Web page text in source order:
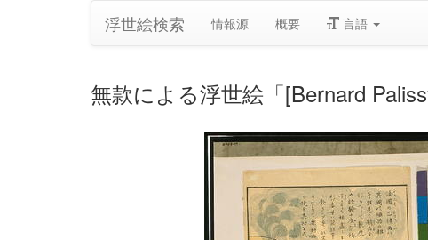
浮世絵検索 情報源 概要 言語
無款による浮世絵「[Bernard